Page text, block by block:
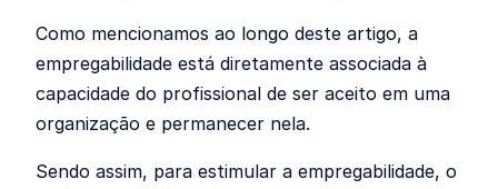
Como mencionamos ao longo deste artigo, a
empregabilidade está diretamente associada à
capacidade do profissional de ser aceito em uma
organização e permanecer nela.
Sendo assim, para estimular a empregabilidade, o